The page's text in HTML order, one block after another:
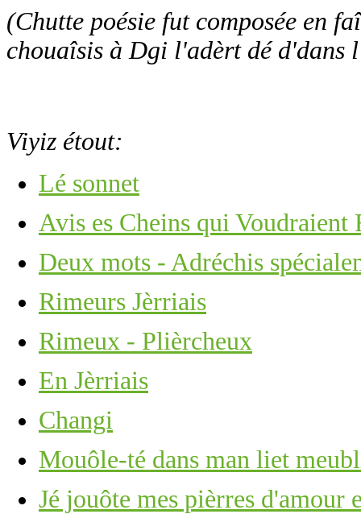
(Chutte poésie fut composée en
chouaîsis à Dgi l'adèrt dé d'dans
Viyiz étout:
Lé sonnet
Avis es Cheins qui Voudraient
Deux mots - Adréchis
Rimeurs Jèrriais
Rimeux - Plièrcheux
En Jèrriais
Changi
Mouôle-té dans man liet
Jé jouôte mes pièrres d'amour